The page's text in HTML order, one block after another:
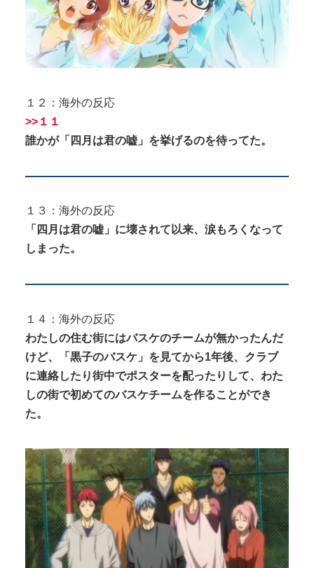
１２：海外の反応
>>１１
誰かが「四月は君の嘘」を挙げるのを待ってた。
１３：海外の反応
「四月は君の嘘」に壊されて以来、涙もろくなって
しまった。
１４：海外の反応
わたしの住む街にはバスケのチームが無かったんだ
けど、「黒子のバスケ」を見てから1年後、クラブ
に連絡したり街中でポスターを配ったりして、わた
しの街で初めてのバスケチームを作ることができ
た。